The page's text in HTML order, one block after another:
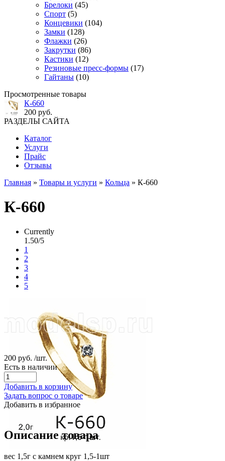
Брелоки (45)
Спорт (5)
Концевики (104)
Замки (128)
Флажки (26)
Закрутки (86)
Кастики (12)
Резиновые пресс-формы (17)
Гайтаны (10)
Просмотренные товары
К-660
200 руб.
РАЗДЕЛЫ САЙТА
Каталог
Услуги
Прайс
Отзывы
Главная » Товары и услуги » Кольца » К-660
К-660
Currently
1.50/5
1
2
3
4
5
200 руб. /шт.
Есть в наличии
Добавить в корзину
Задать вопрос о товаре
Добавить в избранное
Описание товара
вес 1,5г с камнем круг 1,5-1шт